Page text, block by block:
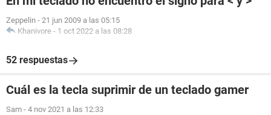
Zeppelin - 21 jun 2009 a las 05:15
Khanivore - 1 oct 2022 a las 08:28
52 respuestas
Cuál es la tecla suprimir de un teclado gamer
Sam - 4 nov 2021 a las 12:33